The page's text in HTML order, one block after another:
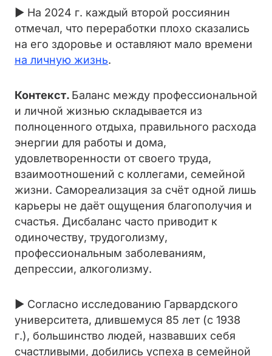
► На 2024 г. каждый второй россиянин
отмечал, что переработки плохо сказались
на его здоровье и оставляют мало времени
на личную жизнь.
Контекст. Баланс между профессиональной
и личной жизнью складывается из
полноценного отдыха, правильного расхода
энергии для работы и дома,
удовлетворенности от своего труда,
взаимоотношений с коллегами, семейной
жизни. Самореализация за счёт одной лишь
карьеры не даёт ощущения благополучия и
счастья. Дисбаланс часто приводит к
одиночеству, трудоголизму,
профессиональным заболеваниям,
депрессии, алкоголизму.
► Согласно исследованию Гарвардского
университета, длившемуся 85 лет (с 1938
г.), большинство людей, назвавших себя
счастливыми, добились успеха в семейной